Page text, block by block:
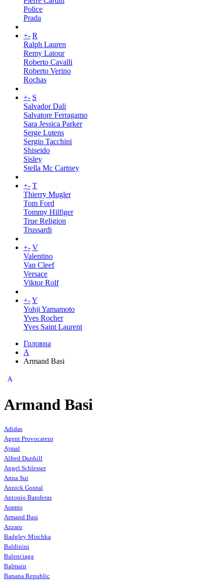
Police
Prada
+- R
Ralph Lauren
Remy Latour
Roberto Cavalli
Roberto Verino
Rochas
+- S
Salvador Dali
Salvatore Ferragamo
Sara Jessica Parker
Serge Lutens
Sergio Tacchini
Shiseido
Sisley
Stella Mc Cartney
+- T
Thierry Mugler
Tom Ford
Tommy Hilfiger
True Religion
Trussardi
+- V
Valentino
Van Cleef
Versace
Viktor Rolf
+-Y
Yohji Yamamoto
Yves Rocher
Yves Saint Laurent
Головна
A
Armand Basi
A
Armand Basi
Adidas
Agent Provocateur
Ajmal
Alfred Dunhill
Angel Schlesser
Anna Sui
Annick Goutal
Antonio Banderas
Aramis
Armand Basi
Azzaro
Badgley Mischka
Baldinini
Balenciaga
Balmain
Banana Republic